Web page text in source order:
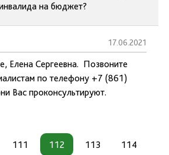
на бюджет?
17.06.2021
Елена Сергеевна. Позвоните
по телефону +7 (861)
Вас проконсультируют.
111 112 113 114